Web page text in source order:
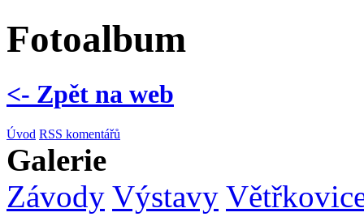
Fotoalbum
<- Zpět na web
Úvod RSS komentářů
Galerie
Závody Výstavy